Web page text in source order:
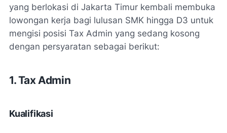
yang berlokasi di Jakarta Timur kembali membuka
lowongan kerja bagi lulusan SMK hingga D3 untuk
mengisi posisi Tax Admin yang sedang kosong
dengan persyaratan sebagai berikut:
1. Tax Admin
Kualifikasi